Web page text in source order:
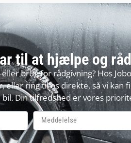
til at hjælpe og
brug for rådgivning? Hos
ring til os direkte, så vi kan
bil. Din tilfredshed er vores